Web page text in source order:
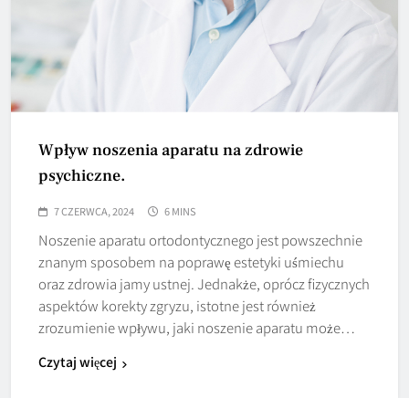
Wpływ noszenia aparatu na zdrowie
psychiczne.
7 CZERWCA, 2024 6 MINS
Noszenie aparatu ortodontycznego jest powszechnie
znanym sposobem na poprawę estetyki uśmiechu
oraz zdrowia jamy ustnej. Jednakże, oprócz fizycznych
aspektów korekty zgryzu, istotne jest również
zrozumienie wpływu, jaki noszenie aparatu może…
Czytaj więcej